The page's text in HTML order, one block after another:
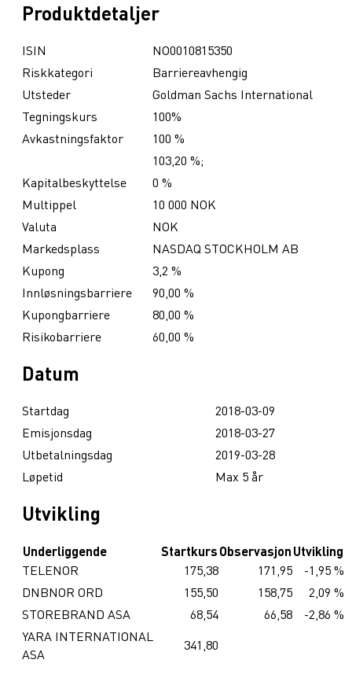
Produktdetaljer
ISIN
NO0010815350
Riskkategori
Barriereavhengig
Utsteder
Goldman Sachs International
Tegningskurs
100%
Avkastningsfaktor
100 %
103,20 %;
Kapitalbeskyttelse
0 %
Multippel
10 000 NOK
Valuta
NOK
Markedsplass
NASDAQ STOCKHOLM AB
Kupong
3,2 %
Innløsningsbarriere
90,00 %
Kupongbarriere
80,00 %
Risikobarriere
60,00 %
Datum
Startdag
2018-03-09
Emisjonsdag
2018-03-27
Utbetalningsdag
2019-03-28
Løpetid
Max 5 år
Utvikling
Underliggende StartkursObservasjonUtvikling
TELENOR
175,38 171,95
-1,95 %
DNBNOR ORD
155,50 158,75
2,09 %
STOREBRAND ASA
68,54 66,58
-2,86 %
YARA INTERNATIONAL
ASA
341,80